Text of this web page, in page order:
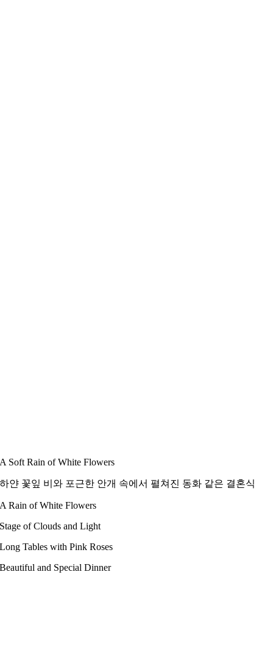
A Soft Rain of White Flowers
하얀 꽃잎 비와 포근한 안개 속에서 펼쳐진 동화 같은 결혼식
A Rain of White Flowers
Stage of Clouds and Light
Long Tables with Pink Roses
Beautiful and Special Dinner